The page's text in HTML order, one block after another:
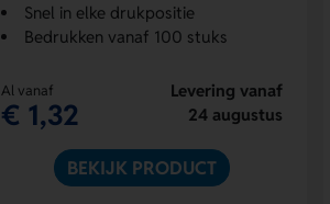
Snel in elke drukpositie
Bedrukken vanaf 100 stuks
Al vanaf
€ 1,32
Levering vanaf
24 augustus
BEKIJK PRODUCT